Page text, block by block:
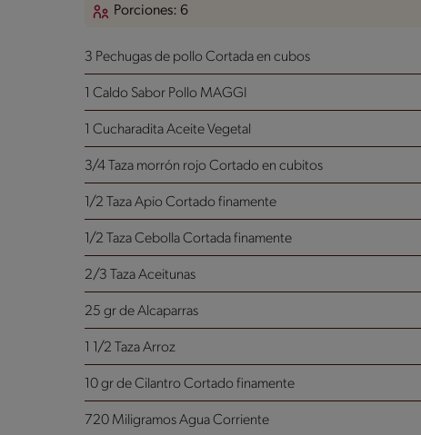
Porciones: 6
3 Pechugas de pollo Cortada en cubos
1 Caldo Sabor Pollo MAGGI
1 Cucharadita Aceite Vegetal
3/4 Taza morrón rojo Cortado en cubitos
1/2 Taza Apio Cortado finamente
1/2 Taza CebollaCortada finamente
2/3 Taza Aceitunas
25 gr de Alcaparras
1 1/2 Taza Arroz
10 gr de Cilantro Cortado finamente
720 Miligramos Agua Corriente